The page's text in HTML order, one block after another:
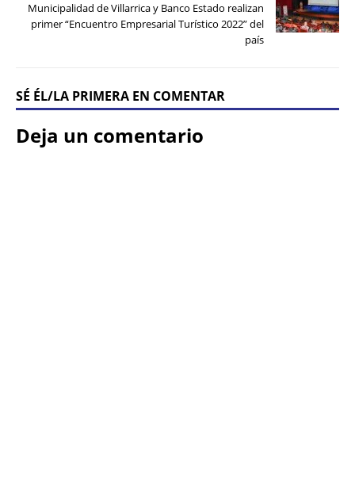
Municipalidad de Villarrica y Banco Estado realizan
primer “Encuentro Empresarial Turístico 2022” del
país
SÉ ÉL/LA PRIMERA EN COMENTAR
Deja un comentario